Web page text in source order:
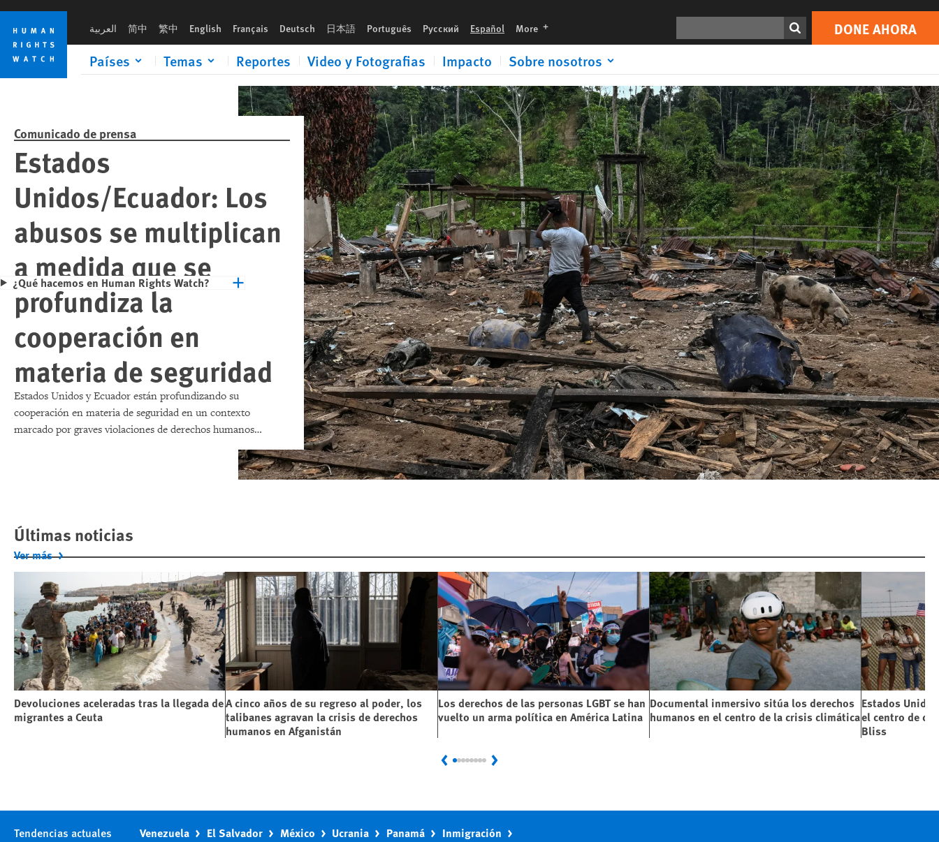
Skip
cookie
privacy
notice
Skip
main
content
العربية 简中 繁中 English Français Deutsch 日本語 Português Русский Español More languages DONE AHORA
Países Temas Reportes Video y Fotografias Impacto Sobre nosotros
DONE AHORA
Comunicado de prensa
Estados
Unidos/Ecuador: Los
abusos se multiplican
a medida que se
profundiza la
cooperación en
materia de seguridad
Estados Unidos y Ecuador están profundizando su
cooperación en materia de seguridad en un contexto
marcado por graves violaciones de derechos humanos
contra embarcaciones pesqueras cuyo origen sigue sin
esclarecerse, y la desaparición de varios pescadores.
¿Qué hacemos en Human Rights Watch?
Últimas noticias
Ver más
Devoluciones aceleradas tras la llegada de
migrantes a Ceuta
A cinco años de su regreso al poder, los
talibanes agravan la crisis de derechos
humanos en Afganistán
Los derechos de las personas LGBT se han
vuelto un arma política en América Latina
Documental inmersivo sitúa los derechos
humanos en el centro de la crisis climática
Estados
el centro de
Bliss
Previous Next
Tendencias actuales Venezuela El Salvador México Ucrania Panamá Inmigración